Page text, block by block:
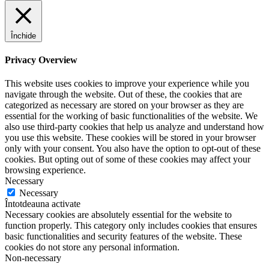
Închide
Privacy Overview
This website uses cookies to improve your experience while you
navigate through the website. Out of these, the cookies that are
categorized as necessary are stored on your browser as they are
essential for the working of basic functionalities of the website. We
also use third-party cookies that help us analyze and understand how
you use this website. These cookies will be stored in your browser
only with your consent. You also have the option to opt-out of these
cookies. But opting out of some of these cookies may affect your
browsing experience.
Necessary
Necessary
Întotdeauna activate
Necessary cookies are absolutely essential for the website to
function properly. This category only includes cookies that ensures
basic functionalities and security features of the website. These
cookies do not store any personal information.
Non-necessary